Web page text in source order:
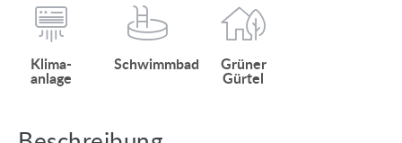
Klima­
anlage
Schwimmbad Grüner
Gürtel